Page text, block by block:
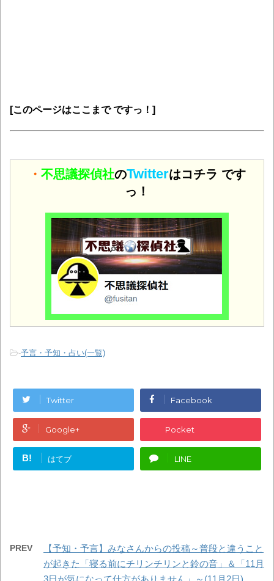
[このページはここまで ですっ！]
・ 不思議探偵社のTwitterはコチラ です
っ！
-予言・予知・占い(一覧)
Twitter Facebook
Google+ Pocket
B! はてブ LINE
PREV
【予知・予言】みなさんからの投稿～普段と違うこと
が起きた「寝る前にチリンチリンと鈴の音」＆「11月